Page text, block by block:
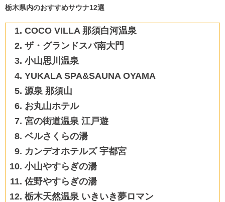
栃木県内のおすすめサウナ12選
COCO VILLA 那須白河温泉
ザ・グランドスパ南大門
小山思川温泉
YUKALA SPA&SAUNA OYAMA
源泉 那須山
お丸山ホテル
宮の街道温泉 江戸遊
ベルさくらの湯
カンデオホテルズ 宇都宮
小山やすらぎの湯
佐野やすらぎの湯
栃木天然温泉 いきいき夢ロマン